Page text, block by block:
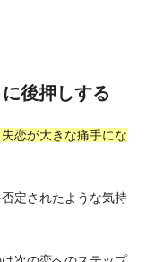
後押しする
恋が大きな痛手にな
定されたような気持